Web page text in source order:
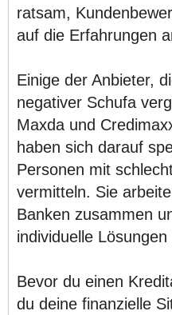
ratsam,
auf die Erfahrungen
Einige der Anbieter,
negativer Schufa
Maxda und
haben sich darauf
Personen mit
vermitteln. Sie
Banken zusammen
individuelle Lösungen
Bevor du einen
du deine finanzielle